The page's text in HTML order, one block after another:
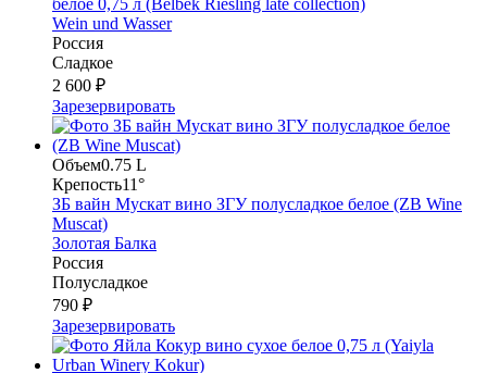
Wein und Wasser
Россия
Сладкое
2 600 ₽
Зарезервировать
Объем0.75 L
Крепость11°
ЗБ вайн Мускат вино ЗГУ полусладкое белое (ZB Wine
Muscat)
Золотая Балка
Россия
Полусладкое
790 ₽
Зарезервировать